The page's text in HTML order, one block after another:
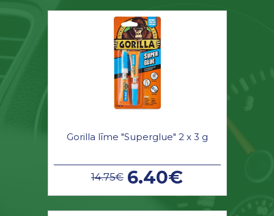
Gorilla līme "Superglue" 2 x 3 g
14.75€ 6.40€